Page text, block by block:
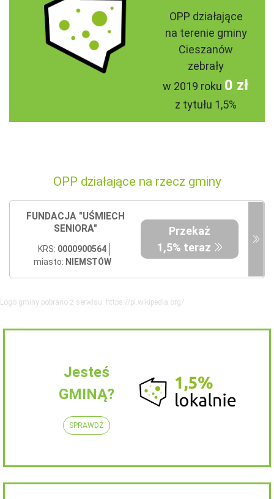
OPP działające
na terenie gminy
Cieszanów
zebrały
w 2019 roku 0 zł
z tytułu 1,5%
OPP działające na rzecz gminy
FUNDACJA "UŚMIECH
SENIORA"
KRS: 0000900564
miasto: NIEMSTÓW
Przekaż
1,5% teraz
Logo gminy pobrano z serwisu: https://pl.wikipedia.org/
Jesteś
GMINĄ?
SPRAWDŹ